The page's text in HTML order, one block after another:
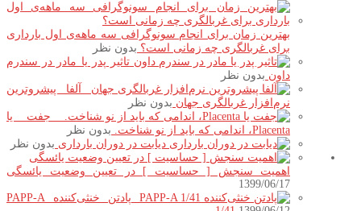
بهترین زمان برای انجام سونوگرافی سه ماهه‌ی اول بارداری
برای غربالگری چه زمانی است؟ بدون نظر
تاثیر پدر یا مادر در سندرم
داون بدون نظر
آلفا پیشروترین
نرم‌افزار غربالگری جهان بدون نظر
جفت یا
Placenta، اندامی که باید از نو شناخت.
بدون نظر
دیابت در دوران بارداری بدون نظر
اهمیت سنجش [ حساسیت ] در تعیین وضعیت یائسگی
1399/06/17
پادتن خنثی‌کننده PAPP-A